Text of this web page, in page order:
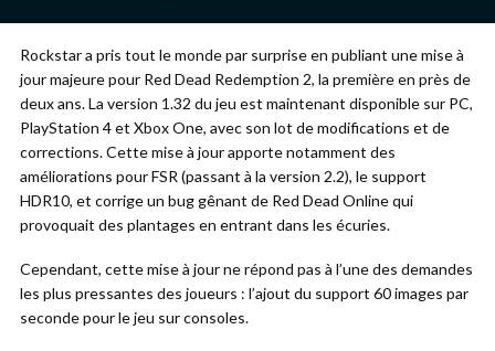
Rockstar a pris tout le monde par surprise en publiant une mise à
jour majeure pour Red Dead Redemption 2, la première en près de
deux ans. La version 1.32 du jeu est maintenant disponible sur PC,
PlayStation 4 et Xbox One, avec son lot de modifications et de
corrections. Cette mise à jour apporte notamment des
améliorations pour FSR (passant à la version 2.2), le support
HDR10, et corrige un bug gênant de Red Dead Online qui
provoquait des plantages en entrant dans les écuries.
Cependant, cette mise à jour ne répond pas à l’une des demandes
les plus pressantes des joueurs : l’ajout du support 60 images par
seconde pour le jeu sur consoles.